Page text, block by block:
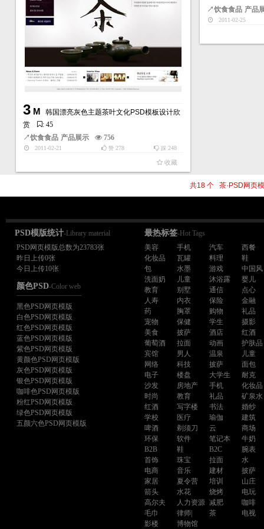
↗饮食食品 产品
2011-02-25
3M
韩国漂亮灰色主题茶叶文化PSD模板设计欣
赏
: 45
↗饮食食品 产品展示 756
2011-02-21 踩 248
赞278
收藏
共18 个 茶·PSD网
PSD模版统计-Library material
PSD网页模版总数为23783张
昨日上传0张
今日上传10张
颜色PSD-Color web
黑色PSD网页模版
白色PSD网页模版
红色PSD网页模版
蓝色PSD网页模版
紫色PSD网页模版
黄颜色PSD网页模版
灰色PSD网页模版
银色PSD网页模版
咖啡色PSD网页模版
粉红PSD网页模版
绿色PSD网页模版
五颜六色PSD网页模版
最热标签-Hot Tags
美容
手机 汽车
西餐
化妆品
瓦罐 料理
鞋
包
水墨 游戏
中国风
洗面奶
儿童 沐浴露
婴儿
教育
别墅 通信
点心
人寿
内衣 保险
金融
药
胸罩 购物
礼品
宠物
保健 学生
摄影
美食
披萨 酒店
红酒
葡萄酒
拉面 动画
护肤品
宾馆
男人 温泉
儿童
网络
科技 披萨
面包
电子
楼盘 大学生
耐克
沙发
房地产 手机
化妆品
时尚
教育 礼品
矿泉水
红酒
写字楼 书法
婚纱
学校
医疗 瑜伽
建筑
啤酒
剃须刀 云
商场
环保
软件 笔记本
牛奶
B2B
鞋 B2C
腕表
首饰
珠宝 拉面
水
电商
音乐 建材
披萨
家居
夏令营 培训
山庄
箭头
水花 烧烤
电玩
高尔夫
人力资源 减肥
咖啡
毛巾
律师| 茶
电视
影楼
博物馆